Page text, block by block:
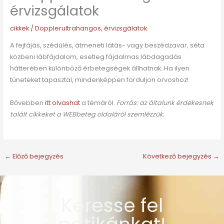
érvizsgálatok
cikkek/ Dopplerultrahangos, érvizsgálatok
A fejfájás, szédülés, átmeneti látás- vagy beszédzavar, séta
közbeni lábfájdalom, esetleg fájdalmas lábdagadás
hátterében különböző érbetegségek állhatnak. Ha ilyen
tüneteket tapasztal, mindenképpen forduljon orvoshoz!
Bővebben itt olvashat a témáról. Forrás: az általunk érdekesnek
talált cikkeket a WEBbeteg oldaláról szemlézzük.
← Előző bejegyzés Következő bejegyzés →
Keresse fel